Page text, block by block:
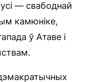
— свабоднай
камюніке,
ў Атаве і